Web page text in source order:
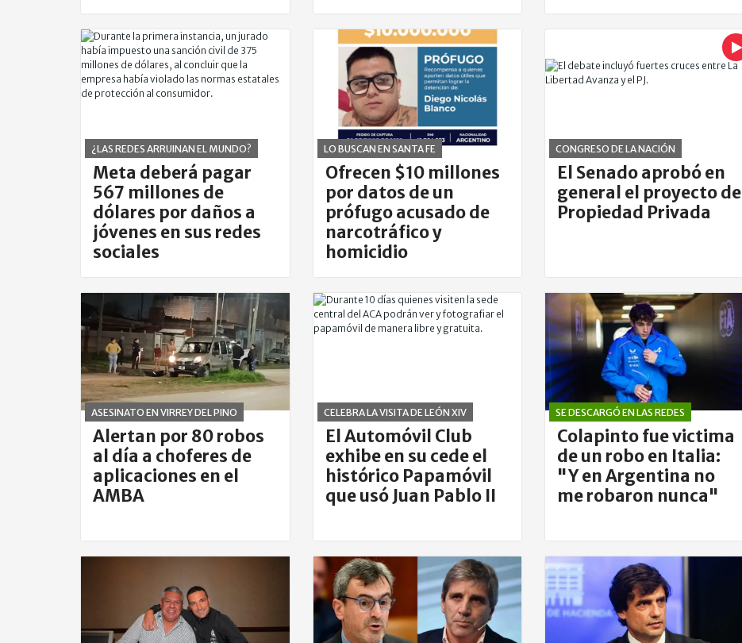
¿LAS REDES ARRUINAN EL MUNDO?
Meta deberá pagar
567 millones de
dólares por daños a
jóvenes en sus redes
sociales
LO BUSCAN EN SANTA FE
Ofrecen $10 millones
por datos de un
prófugo acusado de
narcotráfico y
homicidio
CONGRESO DE LA NACIÓN
El Senado aprobó en
general el proyecto de
Propiedad Privada
ASESINATO EN VIRREY DEL PINO
Alertan por 80 robos
al día a choferes de
aplicaciones en el
AMBA
CELEBRA LA VISITA DE LEÓN XIV
El Automóvil Club
exhibe en su cede el
histórico Papamóvil
que usó Juan Pablo II
SE DESCARGÓ EN LAS REDES
Colapinto fue victima
de un robo en Italia:
"Y en Argentina no
me robaron nunca"